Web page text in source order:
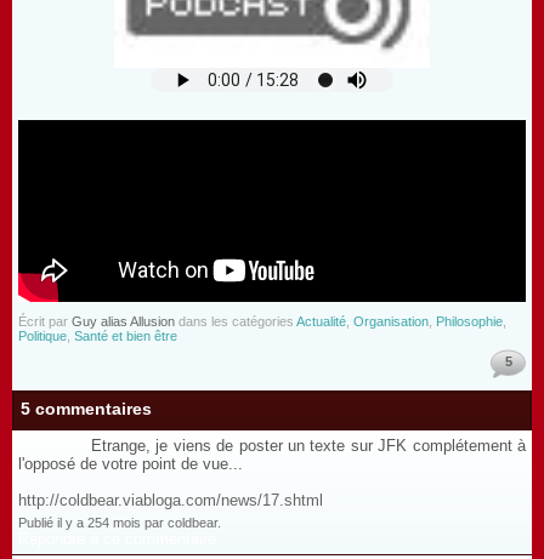
Écrit par Guy alias Allusion dans les catégories Actualité Organisation Philosophie
Politique Santé et bien être
5
5 commentaires
Etrange, je viens de poster un texte sur JFK complétement à
l'opposé de votre point de vue...
http://coldbear.viabloga.com/news/17.shtml
Publié il y a 254 mois par coldbear.